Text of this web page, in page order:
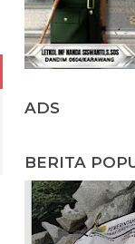
ADS
BERITA